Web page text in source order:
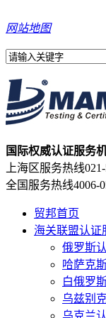
网站地图
国际权威认证服务
上海区服务热线
全国服务热线4006-
贸邦首页
海关联盟认证
俄罗斯
哈萨克
白俄罗
乌兹别
乌克兰